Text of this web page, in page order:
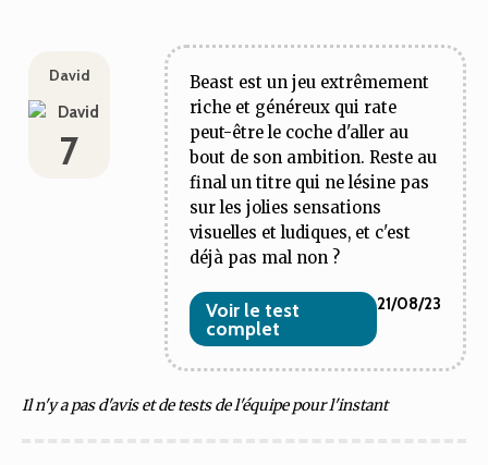
David
7
Beast est un jeu extrêmement
riche et généreux qui rate
peut-être le coche d'aller au
bout de son ambition. Reste au
final un titre qui ne lésine pas
sur les jolies sensations
visuelles et ludiques, et c'est
déjà pas mal non ?
Voir le test
complet
21/08/23
Il n'y a pas d'avis et de tests de l'équipe pour l'instant